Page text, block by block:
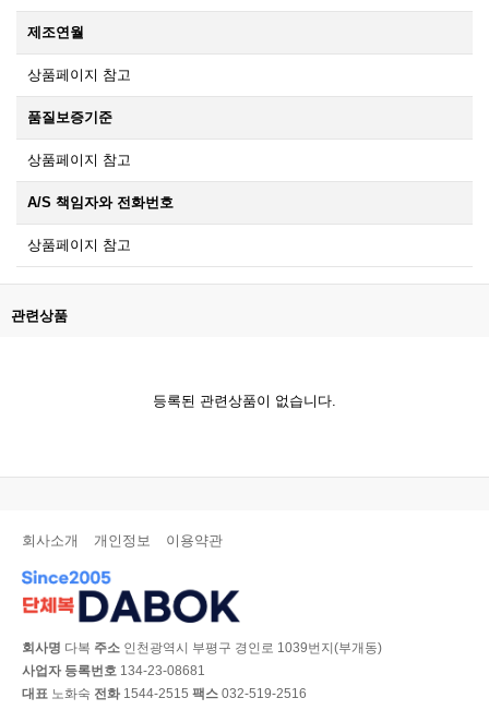
제조연월
상품페이지 참고
품질보증기준
상품페이지 참고
A/S 책임자와 전화번호
상품페이지 참고
관련상품
등록된 관련상품이 없습니다.
회사소개 개인정보 이용약관
회사명 다복 주소 인천광역시 부평구 경인로 1039번지(부개동)
사업자 등록번호 134-23-08681
대표 노화숙 전화 1544-2515 팩스 032-519-2516